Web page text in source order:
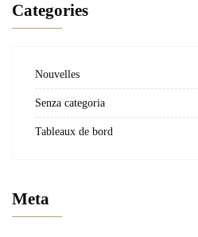
Categories
Nouvelles
Senza categoria
Tableaux de bord
Meta